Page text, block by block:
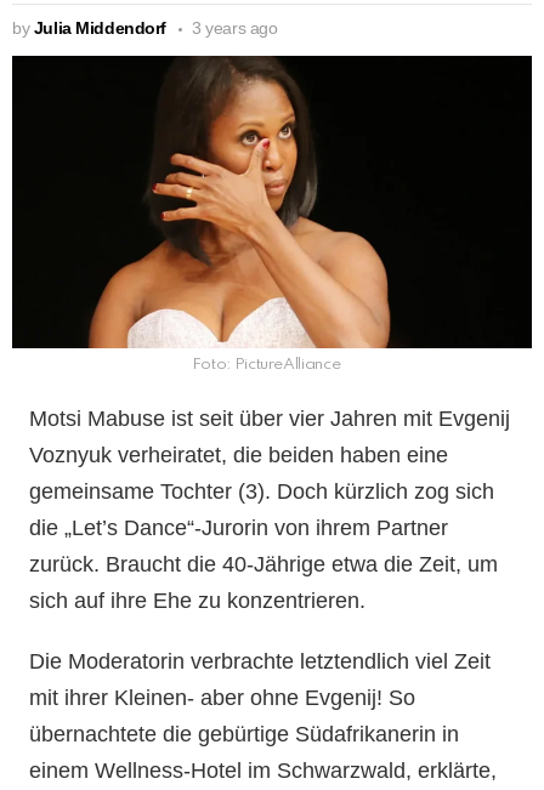
by Julia Middendorf 3 years ago
Foto: PictureAlliance
Motsi Mabuse ist seit über vier Jahren mit Evgenij
Voznyuk verheiratet, die beiden haben eine
gemeinsame Tochter (3). Doch kürzlich zog sich
die „Let’s Dance“-Jurorin von ihrem Partner
zurück. Braucht die 40-Jährige etwa die Zeit, um
sich auf ihre Ehe zu konzentrieren.
Die Moderatorin verbrachte letztendlich viel Zeit
mit ihrer Kleinen- aber ohne Evgenij! So
übernachtete die gebürtige Südafrikanerin in
einem Wellness-Hotel im Schwarzwald, erklärte,